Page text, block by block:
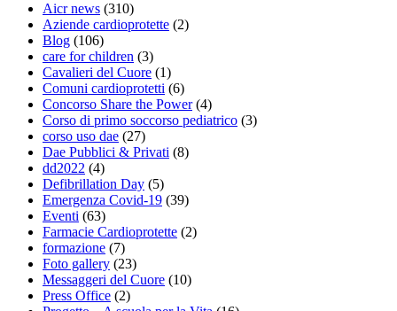
Aicr news (310)
Aziende cardioprotette (2)
Blog (106)
care for children (3)
Cavalieri del Cuore (1)
Comuni cardioprotetti (6)
Concorso Share the Power(4)
Corso di primo soccorso pediatrico (3)
corso uso dae (27)
Dae Pubblici & Privati (8)
dd2022 (4)
Defibrillation Day (5)
Emergenza Covid-19 (39)
Eventi (63)
Farmacie Cardioprotette (2)
formazione (7)
Foto gallery (23)
Messaggeri del Cuore (10)
Press Office (2)